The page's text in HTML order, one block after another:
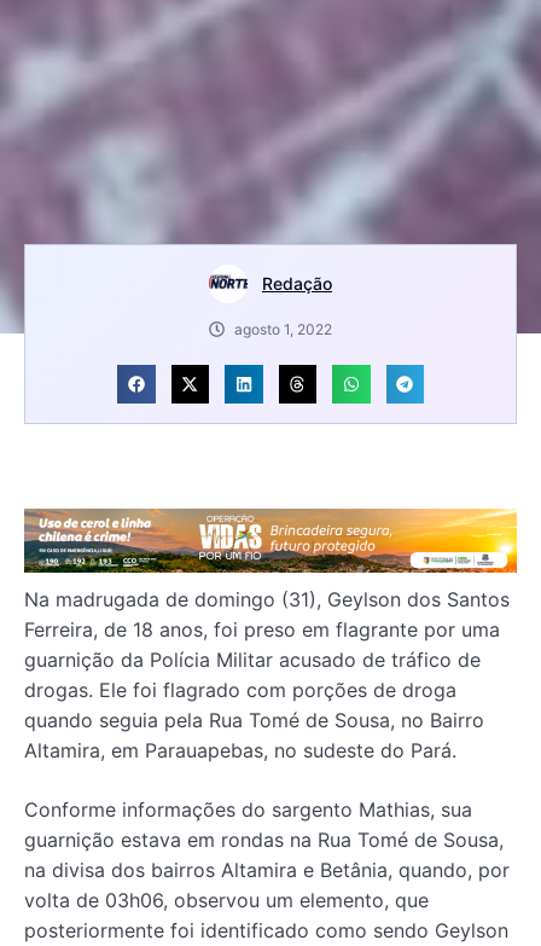
Redação
agosto 1, 2022
Na madrugada de domingo (31), Geylson dos Santos
Ferreira, de 18 anos, foi preso em flagrante por uma
guarnição da Polícia Militar acusado de tráfico de
drogas. Ele foi flagrado com porções de droga
quando seguia pela Rua Tomé de Sousa, no Bairro
Altamira, em Parauapebas, no sudeste do Pará.
Conforme informações do sargento Mathias, sua
guarnição estava em rondas na Rua Tomé de Sousa,
na divisa dos bairros Altamira e Betânia, quando, por
volta de 03h06, observou um elemento, que
posteriormente foi identificado como sendo Geylson